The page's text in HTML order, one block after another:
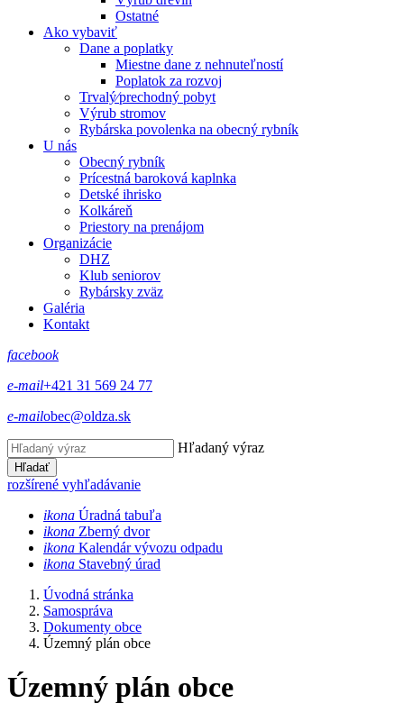
Ostatné
Ako vybaviť
Dane a poplatky
Miestne dane z nehnuteľností
Poplatok za rozvoj
Trvalý⁄prechodný pobyt
Výrub stromov
Rybárska povolenka na obecný rybník
U nás
Obecný rybník
Prícestná baroková kaplnka
Detské ihrisko
Kolkáreň
Priestory na prenájom
Organizácie
DHZ
Klub seniorov
Rybársky zväz
Galéria
Kontakt
facebook
e-mail+421 31 569 24 77
e-mailobec@oldza.sk
Hľadaný výraz
Hľadať
rozšírené vyhľadávanie
ikona Úradná tabuľa
ikona Zberný dvor
ikona Kalendár vývozu odpadu
ikona Stavebný úrad
Úvodná stránka
Samospráva
Dokumenty obce
Územný plán obce
Územný plán obce